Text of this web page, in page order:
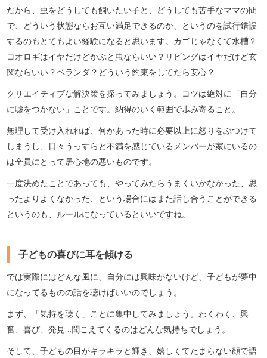
だから、虫をどうしても飼いたい子と、どうしても苦手なママの間
で、どういう状態ならお互い満足できるのか、というのを試行錯誤
するのもとてもよい経験になると思います。カゴじゃなくて水槽？
コオロギはイヤだけどかぶと虫ならいい？リビングはイヤだけど玄
関ならいい？ベランダ？どういう約束をしてたら安心？
クリエイティブな解決策を探ってみましょう。コツは絶対に「自分
に嘘をつかない」ことです。納得のいく範囲で歩み寄ること。
無理して受け入れれば、何かあった時に必要以上に怒りをぶつけて
しまうし、日々うっすらと不満を感じているメンバーが家にいるの
は全員にとって居心地の悪いものです。
一度決めたことであっても、やってみたらうまくいかなかった、思
ったよりよくなかった、という場合にはまた話し合うことができる
というのも、ルールになっているといいですね。
子どもの喜びに耳を傾ける
では実際にはどんな風に、自分には興味がないけど、子どもが夢中
になってるものの話を聴けばいいのでしょう。
まず、「気持を聴く」ことに集中してみましょう。わくわく、興
奮、喜び、発見…聞こえてくるのはどんな気持ちでしょう。
そして、子どもの目がキラキラと輝き、嬉しくてたまらない顔で語